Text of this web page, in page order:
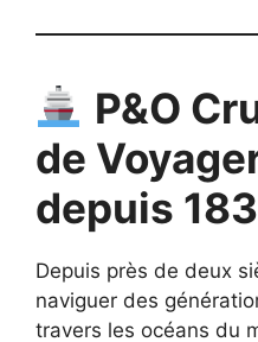
P&O
de
depuis
Depuis près de deux
naviguer des
travers les océans du